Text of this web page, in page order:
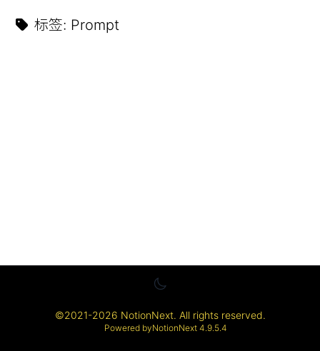
标签: Prompt
©2021-2026 NotionNext. All rights reserved.
Powered byNotionNext 4.9.5.4